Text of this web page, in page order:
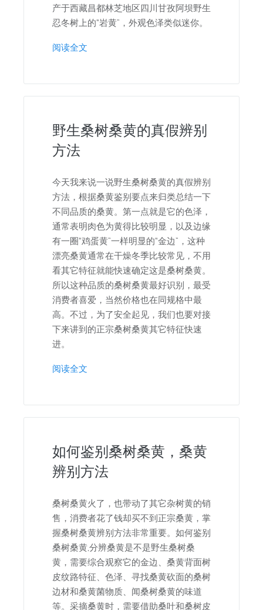
产于西藏昌都林芝地区四川甘孜阿坝野生
忍冬树上的“岩黄”，外观色泽类似迷你。
阅读全文
野生桑树桑黄的真假辨别
方法
今天我来说一说野生桑树桑黄的真假辨别
方法，根据桑黄鉴别要点来归类总结一下
不同品质的桑黄。第一点就是它的色泽，
通常表明肉色为黄得比较明显，以及边缘
有一圈“鸡蛋黄”一样明显的“金边”，这种
漂亮桑黄通常在干燥冬季比较常见，不用
看其它特征就能快速确定这是桑树桑黄。
所以这种品质的桑树桑黄最好识别，最受
消费者喜爱，当然价格也在同规格中最
高。不过，为了安全起见，我们也要对接
下来讲到的正宗桑树桑黄其它特征快速
进。
阅读全文
如何鉴别桑树桑黄，桑黄
辨别方法
桑树桑黄火了，也带动了其它杂树黄的销
售，消费者花了钱却买不到正宗桑黄，掌
握桑树桑黄辨别方法非常重要。如何鉴别
桑树桑黄,分辨桑黄是不是野生桑树桑
黄，需要综合观察它的金边、桑黄背面树
皮纹路特征、色泽、寻找桑黄砍面的桑树
边材和桑黄菌物质、闻桑树桑黄的味道
等。采摘桑黄时，需要借助桑叶和桑树皮